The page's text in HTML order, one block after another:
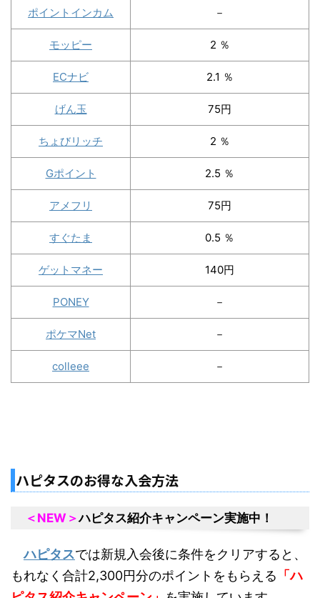
ポイントインカム －
モッピー 2 ％
ECナビ 2.1 ％
げん玉 75円
ちょびリッチ 2 ％
Gポイント 2.5 ％
アメフリ 75円
すぐたま 0.5 ％
ゲットマネー 140円
PONEY －
ポケマNet －
colleee －
ハピタスのお得な入会方法
＜NEW＞ハピタス紹介キャンペーン実施中！
ハピタスでは新規入会後に条件をクリアすると、
もれなく合計2,300円分のポイントをもらえる 「ハ